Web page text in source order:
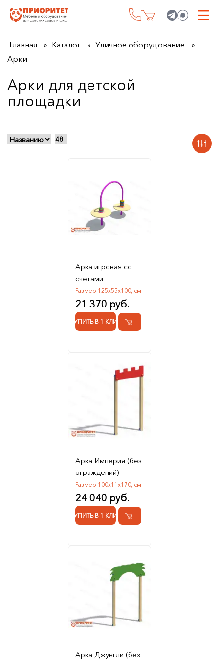
Главная Каталог
Уличное оборудование
Арки
Арки для детской
площадки
Арка игровая со
счетами
Размер 125х55х100, см
21 370 руб.
КУПИТЬ В 1 КЛИК
Арка Империя (без
ограждений)
Размер 100х11х170, см
24 040 руб.
КУПИТЬ В 1 КЛИК
Арка Джунгли (без